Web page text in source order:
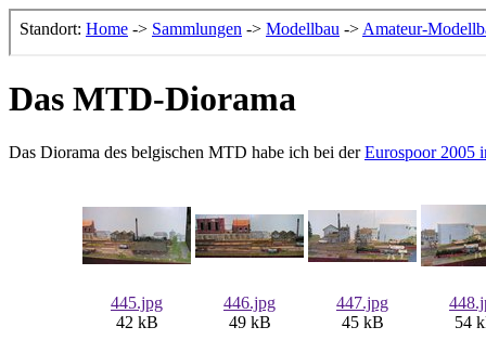
Das MTD-Diorama
Das Diorama des belgischen MTD habe ich bei derEurospoor 2005
445.jpg
42 kB
446.jpg
49 kB
447.jpg
45 kB
54